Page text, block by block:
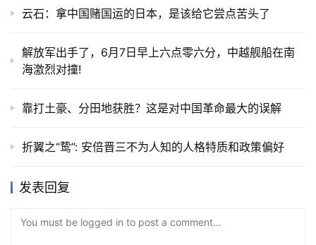
云石：拿中国赌国运的日本，是该给它尝点苦头了
解放军出手了，6月7日早上六点零六分，中越舰船在南
海激烈对撞!
靠打土豪、分田地获胜？这是对中国革命最大的误解
折翼之“鸷”: 安倍晋三不为人知的人格特质和政策偏好
发表回复
You must be logged in to post a comment...